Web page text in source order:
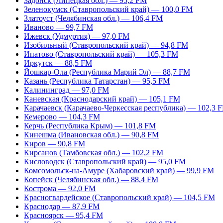
Зеленокумск (Ставропольский край) — 100,0 FM
Златоуст (Челябинская обл.) — 106,4 FM
Иваново — 99,7 FM
Ижевск (Удмуртия) — 97,0 FM
Изобильный (Ставропольский край) — 94,8 FM
Ипатово (Ставропольский край) — 105,3 FM
Иркутск — 88,5 FM
Йошкар-Ола (Республика Марий Эл) — 88,7 FM
Казань (Республика Татарстан) — 95,5 FM
Калининград — 97,0 FM
Каневская (Краснодарский край) — 105,1 FM
Карачаевск (Карачаево-Черкесская республика) — 102,3
Кемерово — 104,3 FM
Керчь (Республика Крым) — 101,8 FM
Кинешма (Ивановская обл.) — 90,8 FM
Киров — 90,8 FM
Кирсанов (Тамбовская обл.) — 102,2 FM
Кисловодск (Ставропольский край) — 95,0 FM
Комсомольск-на-Амуре (Хабаровский край) — 99,9 FM
Копейск (Челябинская обл.) — 88,4 FM
Кострома — 92,0 FM
Красногвардейское (Ставропольский край) — 104,5 FM
Краснодар — 87,9 FM
Красноярск — 95,4 FM